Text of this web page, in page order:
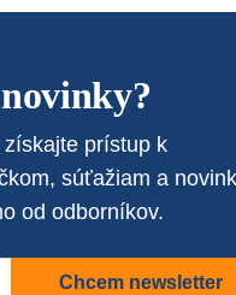
prístup k
súťažiam a
od odborníkov.
Chcem newsletter